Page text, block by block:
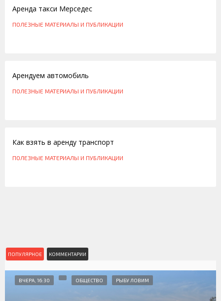
Аренда такси Мерседес
ПОЛЕЗНЫЕ МАТЕРИАЛЫ И ПУБЛИКАЦИИ
Арендуем автомобиль
ПОЛЕЗНЫЕ МАТЕРИАЛЫ И ПУБЛИКАЦИИ
Как взять в аренду транспорт
ПОЛЕЗНЫЕ МАТЕРИАЛЫ И ПУБЛИКАЦИИ
ПОПУЛЯРНОЕ КОММЕНТАРИИ
ВЧЕРА, 16:30 ОБЩЕСТВО РЫБУ ЛОВИМ